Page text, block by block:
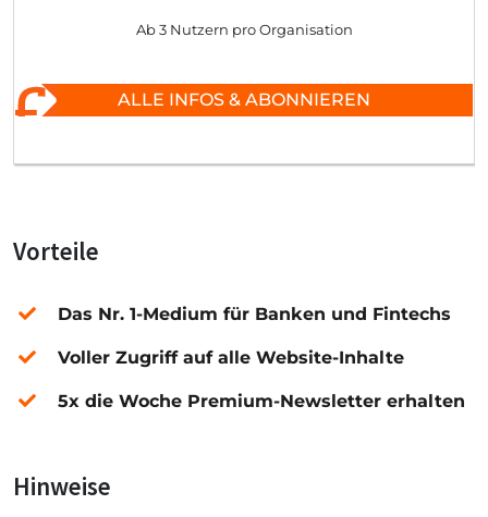
Ab 3 Nutzern pro Organisation
ALLE INFOS & ABONNIEREN
Vorteile
Das Nr. 1-Medium für Banken und Fintechs
Voller Zugriff auf alle Website-Inhalte
5x die Woche Premium-Newsletter erhalten
Hinweise